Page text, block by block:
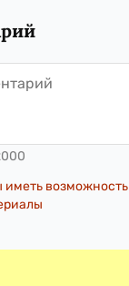
иметь возможность